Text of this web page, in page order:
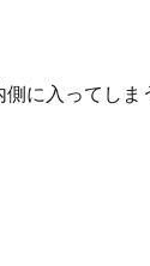
に入ってしま